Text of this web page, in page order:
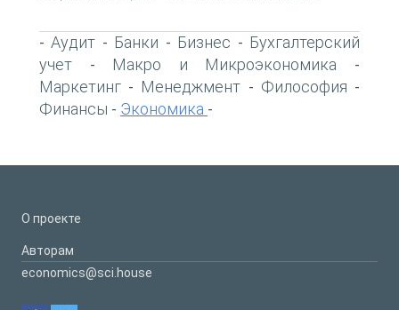
-Аудит - Банки - Бизнес - Бухгалтерский
учет - Макро и Микроэкономика -
Маркетинг - Менеджмент - Философия -
Финансы - Экономика -
О проекте
Авторам
economics@sci.house